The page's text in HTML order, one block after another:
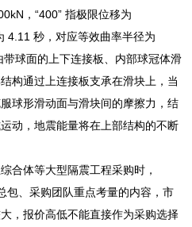
，“400” 指极限位移为
4.11 秒，对应等效曲率半径为
球面的上下连接板、内部球冠体滑
构通过上连接板支承在滑块上，当
球形滑动面与滑块间的摩擦力，结
动，地震能量将在上部结构的不断
合体等大型隔震工程采购时，
包、采购团队重点考量的内容，市
，报价高低不能直接作为采购选择